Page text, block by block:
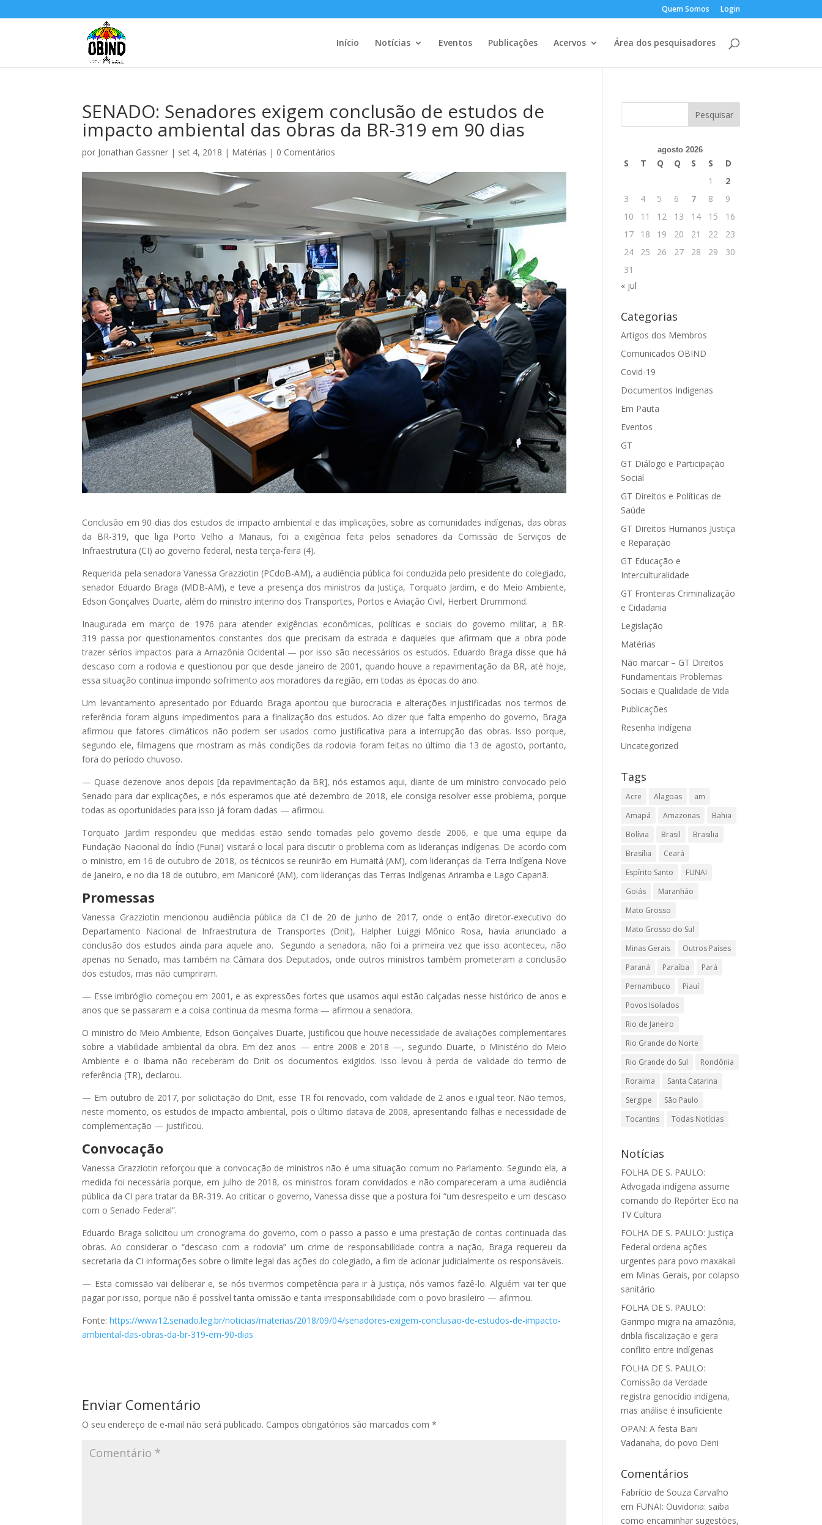
Quem Somos Login
Início Notícias Eventos Publicações Acervos Área dos pesquisadores
SENADO: Senadores exigem conclusão de estudos de
impacto ambiental das obras da BR-319 em 90 dias
por Jonathan Gassner | set 4, 2018 | Matérias | 0 Comentários
Conclusão em 90 dias dos estudos de impacto ambiental e das implicações, sobre as comunidades indígenas, das obras
da BR-319, que liga Porto Velho a Manaus, foi a exigência feita pelos senadores da Comissão de Serviços de
Infraestrutura (CI) ao governo federal, nesta terça-feira (4).
Requerida pela senadora Vanessa Grazziotin (PCdoB-AM), a audiência pública foi conduzida pelo presidente do colegiado,
senador Eduardo Braga (MDB-AM), e teve a presença dos ministros da Justiça, Torquato Jardim, e do Meio Ambiente,
Edson Gonçalves Duarte, além do ministro interino dos Transportes, Portos e Aviação Civil, Herbert Drummond.
Inaugurada em março de 1976 para atender exigências econômicas, políticas e sociais do governo militar, a BR-
319 passa por questionamentos constantes dos que precisam da estrada e daqueles que afirmam que a obra pode
trazer sérios impactos para a Amazônia Ocidental — por isso são necessários os estudos. Eduardo Braga disse que há
descaso com a rodovia e questionou por que desde janeiro de 2001, quando houve a repavimentação da BR, até hoje,
essa situação continua impondo sofrimento aos moradores da região, em todas as épocas do ano.
Um levantamento apresentado por Eduardo Braga apontou que burocracia e alterações injustificadas nos termos de
referência foram alguns impedimentos para a finalização dos estudos. Ao dizer que falta empenho do governo, Braga
afirmou que fatores climáticos não podem ser usados como justificativa para a interrupção das obras. Isso porque,
segundo ele, filmagens que mostram as más condições da rodovia foram feitas no último dia 13 de agosto, portanto,
fora do período chuvoso.
— Quase dezenove anos depois [da repavimentação da BR], nós estamos aqui, diante de um ministro convocado pelo
Senado para dar explicações, e nós esperamos que até dezembro de 2018, ele consiga resolver esse problema, porque
todas as oportunidades para isso já foram dadas — afirmou.
Torquato Jardim respondeu que medidas estão sendo tomadas pelo governo desde 2006, e que uma equipe da
Fundação Nacional do Índio (Funai) visitará o local para discutir o problema com as lideranças indígenas. De acordo com
o ministro, em 16 de outubro de 2018, os técnicos se reunirão em Humaitá (AM), com lideranças da Terra Indígena Nove
de Janeiro, e no dia 18 de outubro, em Manicoré (AM), com lideranças das Terras Indígenas Ariramba e Lago Capanã.
Promessas
Vanessa Grazziotin mencionou audiência pública da CI de 20 de junho de 2017, onde o então diretor-executivo do
Departamento Nacional de Infraestrutura de Transportes (Dnit), Halpher Luiggi Mônico Rosa, havia anunciado a
conclusão dos estudos ainda para aquele ano. Segundo a senadora, não foi a primeira vez que isso aconteceu, não
apenas no Senado, mas também na Câmara dos Deputados, onde outros ministros também prometeram a conclusão
dos estudos, mas não cumpriram.
— Esse imbróglio começou em 2001, e as expressões fortes que usamos aqui estão calçadas nesse histórico de anos e
anos que se passaram e a coisa continua da mesma forma — afirmou a senadora.
O ministro do Meio Ambiente, Edson Gonçalves Duarte, justificou que houve necessidade de avaliações complementares
sobre a viabilidade ambiental da obra. Em dez anos — entre 2008 e 2018 —, segundo Duarte, o Ministério do Meio
Ambiente e o Ibama não receberam do Dnit os documentos exigidos. Isso levou à perda de validade do termo de
referência (TR), declarou.
— Em outubro de 2017, por solicitação do Dnit, esse TR foi renovado, com validade de 2 anos e igual teor. Não temos,
neste momento, os estudos de impacto ambiental, pois o último datava de 2008, apresentando falhas e necessidade de
complementação — justificou.
Convocação
Vanessa Grazziotin reforçou que a convocação de ministros não é uma situação comum no Parlamento. Segundo ela, a
medida foi necessária porque, em julho de 2018, os ministros foram convidados e não compareceram a uma audiência
pública da CI para tratar da BR-319. Ao criticar o governo, Vanessa disse que a postura foi “um desrespeito e um descaso
com o Senado Federal”.
Eduardo Braga solicitou um cronograma do governo, com o passo a passo e uma prestação de contas continuada das
obras. Ao considerar o “descaso com a rodovia” um crime de responsabilidade contra a nação, Braga requereu da
secretaria da CI informações sobre o limite legal das ações do colegiado, a fim de acionar judicialmente os responsáveis.
— Esta comissão vai deliberar e, se nós tivermos competência para ir à Justiça, nós vamos fazê-lo. Alguém vai ter que
pagar por isso, porque não é possível tanta omissão e tanta irresponsabilidade com o povo brasileiro — afirmou.
Fonte:https://www12.senado.leg.br/noticias/materias/2018/09/04/senadores-exigem-conclusao-de-estudos-de-impacto-
ambiental-das-obras-da-br-319-em-90-dias
Enviar Comentário
O seu endereço de e-mail não será publicado. Campos obrigatórios são marcados com*
agosto 2026
S T Q Q S S
D
1
2
3
4 5 6 7 8
9
10
11 12 13 14 15
16
17
18 19 20 21 22
23
24
25 26 27 28 29
30
31
« jul
Categorias
Artigos dos Membros
Comunicados OBIND
Covid-19
Documentos Indígenas
Em Pauta
Eventos
GT
GT Diálogo e Participação
Social
GT Direitos e Políticas de
Saúde
GT Direitos Humanos Justiça
e Reparação
GT Educação e
Interculturalidade
GT Fronteiras Criminalização
e Cidadania
Legislação
Matérias
Não marcar – GT Direitos
Fundamentais Problemas
Sociais e Qualidade de Vida
Publicações
Resenha Indígena
Uncategorized
Tags
Acre Alagoas
am
Amapá
Amazonas
Bahia
Bolívia
Brasil
Brasilia
Brasília
Ceará
Espírito Santo
FUNAI
Goiás
Maranhão
Mato Grosso
Mato Grosso do Sul
Minas Gerais
Outros Países
Paraná
Paraíba
Pará
Pernambuco
Piauí
Povos Isolados
Rio de Janeiro
Rio Grande do Norte
Rio Grande do Sul
Rondônia
Roraima
Santa Catarina
Sergipe
São Paulo
Tocantins
Todas Notícias
Notícias
FOLHA DE S. PAULO:
Advogada indígena assume
comando do Repórter Eco na
TV Cultura
FOLHA DE S. PAULO: Justiça
Federal ordena ações
urgentes para povo maxakali
em Minas Gerais, por colapso
sanitário
FOLHA DE S. PAULO:
Garimpo migra na amazônia,
dribla fiscalização e gera
conflito entre indígenas
FOLHA DE S. PAULO:
Comissão da Verdade
registra genocídio indígena,
mas análise é insuficiente
OPAN: A festa Bani
Vadanaha, do povo Deni
Comentários
Fabrício de Souza Carvalho
em FUNAI: Ouvidoria: saiba
como encaminhar sugestões,